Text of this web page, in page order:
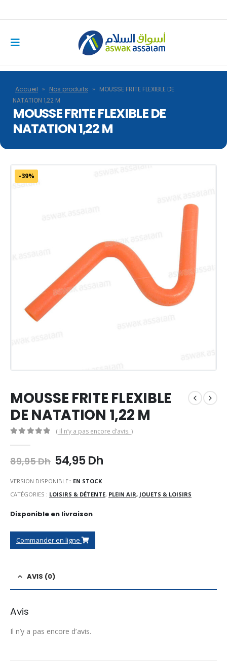
Accueil » Nos produits » MOUSSE FRITE FLEXIBLE DE
NATATION 1,22 M
MOUSSE FRITE FLEXIBLE DE
NATATION 1,22 M
-39%
MOUSSE FRITE FLEXIBLE
DE NATATION 1,22 M
( Il n’y a pas encore d’avis. )
89,95Dh Le
prix
initial
était :
54,95DhLe
est :
VERSION DISPONIBLE:: EN STOCK
CATÉGORIES : LOISIRS & DÉTENTE, PLEIN AIR, JOUETS & LOISIRS
Disponible en livraison
Commander en ligne
AVIS (0)
Avis
Il n’y a pas encore d’avis.